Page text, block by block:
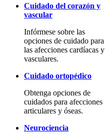
Cuidado del corazón y
vascular
Infórmese sobre las
opciones de cuidado para
las afecciones cardíacas y
vasculares.
Cuidado ortopédico
Obtenga opciones de
cuidados para afecciones
articulares y óseas.
Neurociencia